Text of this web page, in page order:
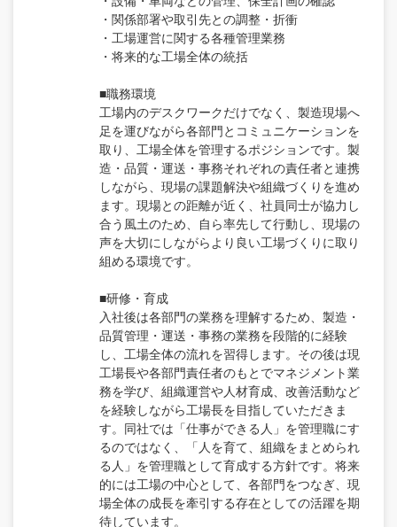
・関係部署や取引先との調整・折衝
・工場運営に関する各種管理業務
・将来的な工場全体の統括
■職務環境
工場内のデスクワークだけでなく、製造現場へ
足を運びながら各部門とコミュニケーションを
取り、工場全体を管理するポジションです。製
造・品質・運送・事務それぞれの責任者と連携
しながら、現場の課題解決や組織づくりを進め
ます。現場との距離が近く、社員同士が協力し
合う風土のため、自ら率先して行動し、現場の
声を大切にしながらより良い工場づくりに取り
組める環境です。
■研修・育成
入社後は各部門の業務を理解するため、製造・
品質管理・運送・事務の業務を段階的に経験
し、工場全体の流れを習得します。その後は現
工場長や各部門責任者のもとでマネジメント業
務を学び、組織運営や人材育成、改善活動など
を経験しながら工場長を目指していただきま
す。同社では「仕事ができる人」を管理職にす
るのではなく、「人を育て、組織をまとめられ
る人」を管理職として育成する方針です。将来
的には工場の中心として、各部門をつなぎ、現
場全体の成長を牽引する存在としての活躍を期
待しています。